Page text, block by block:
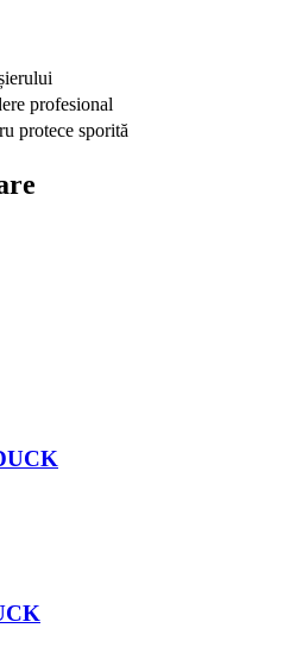
profesional
protece sporită